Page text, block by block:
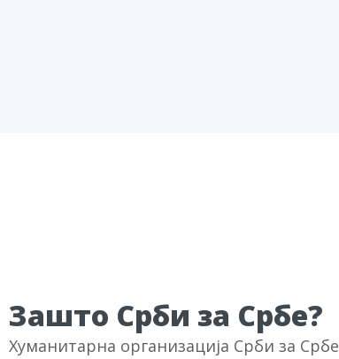
Зашто Срби за Србе?
Хуманитарна организација Срби за